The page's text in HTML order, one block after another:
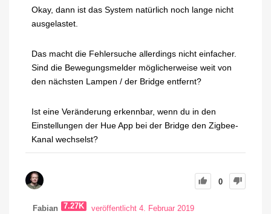
Okay, dann ist das System natürlich noch lange nicht
ausgelastet.
Das macht die Fehlersuche allerdings nicht einfacher.
Sind die Bewegungsmelder möglicherweise weit von
den nächsten Lampen / der Bridge entfernt?
Ist eine Veränderung erkennbar, wenn du in den
Einstellungen der Hue App bei der Bridge den Zigbee-
Kanal wechselst?
0
Fabian 7.27K
veröffentlicht 4. Februar 2019